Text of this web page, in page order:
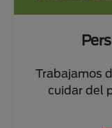
Trabajamos
cuidar del